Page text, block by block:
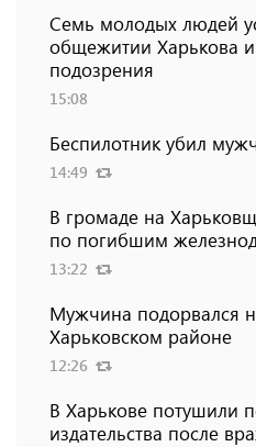
Семь молодых людей
общежитии Харькова
подозрения
15:08
Беспилотник убил
14:49
В громаде на
по погибшим
13:22
Мужчина подорвался
Харьковском районе
12:26
В Харькове потушили
издательства после